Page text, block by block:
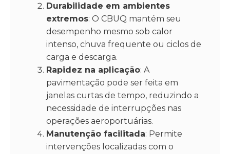
Durabilidade em ambientes
extremos: O CBUQ mantém seu
desempenho mesmo sob calor
intenso, chuva frequente ou ciclos de
carga e descarga.
Rapidez na aplicação: A
pavimentação pode ser feita em
janelas curtas de tempo, reduzindo a
necessidade de interrupções nas
operações aeroportuárias.
Manutenção facilitada: Permite
intervenções localizadas com o